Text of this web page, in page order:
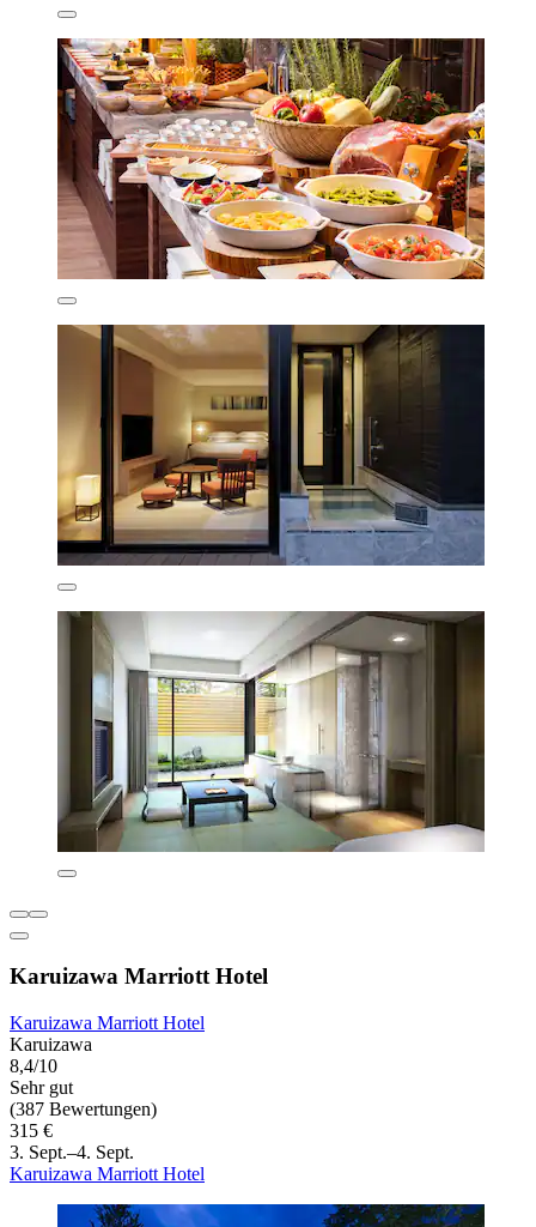
Karuizawa Marriott Hotel
Karuizawa Marriott Hotel
Karuizawa
8,4/10
Sehr gut
(387 Bewertungen)
315 €
3. Sept.–4. Sept.
Karuizawa Marriott Hotel